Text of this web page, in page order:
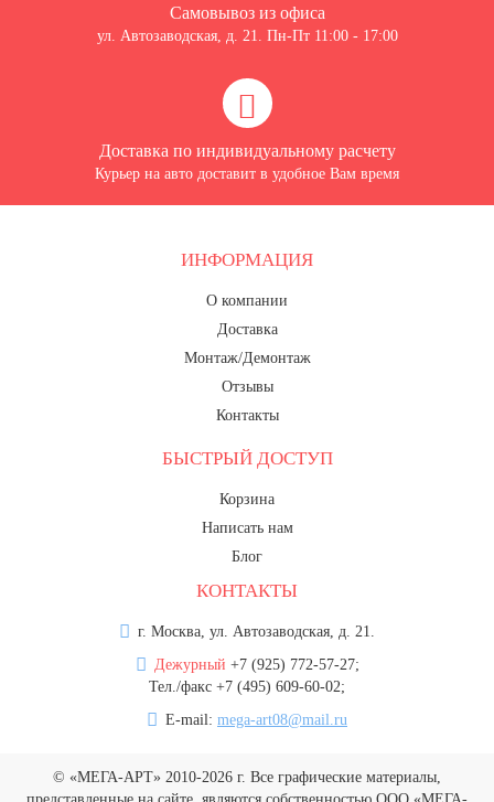
Самовывоз из офиса
ул. Автозаводская, д. 21. Пн-Пт 11:00 - 17:00
Доставка по индивидуальному расчету
Курьер на авто доставит в удобное Вам время
ИНФОРМАЦИЯ
О компании
Доставка
Монтаж/Демонтаж
Отзывы
Контакты
БЫСТРЫЙ ДОСТУП
Корзина
Написать нам
Блог
КОНТАКТЫ
г. Москва, ул. Автозаводская, д. 21.
Дежурный +7 (925) 772-57-27;
Тел./факс +7 (495) 609-60-02;
E-mail: mega-art08@mail.ru
© «МЕГА-АРТ» 2010-2026 г. Все графические материалы,